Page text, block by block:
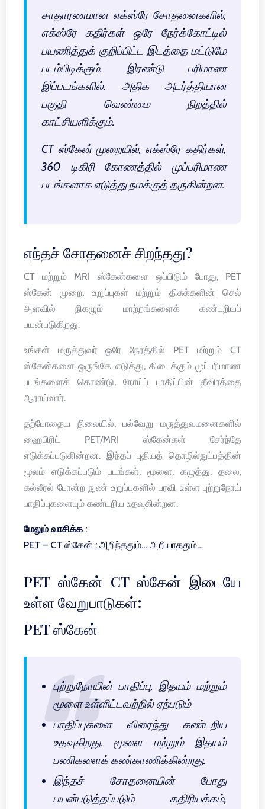
சாதாரணமான எக்ஸ்ரே சோதனைகளில்,
எக்ஸ்ரே கதிர்கள் ஒரே நேர்க்கோட்டில்
பயணித்துக் குறிப்பிட்ட இடத்தை மட்டுமே
படம்பிடிக்கும். இரண்டு பரிமாண
இப்படங்களில். அதிக அடர்த்தியான
பகுதி வெண்மை நிறத்தில்
காட்சியளிக்கும்.
CT ஸ்கேன் முறையில், எக்ஸ்ரே கதிர்கள்,
360 டிகிரி கோணத்தில் முப்பரிமாண
படங்களாக எடுத்து நமக்குத் தருகின்றன.
எந்தச் சோதனைச் சிறந்தது?
CT மற்றும் MRI ஸ்கேன்களை ஒப்பிடும் போது, PET
ஸ்கேன் முறை, உறுப்புகள் மற்றும் திசுக்களின் செல்
அளவில் நிகழும் மாற்றங்களைக் கண்டறியப்
பயன்படுகிறது.
உங்கள் மருத்துவர் ஒரே நேரத்தில் PET மற்றும் CT
ஸ்கேன்களை ஒருங்கே எடுத்து, கிடைக்கும் முப்பரிமாண
படங்களைக் கொண்டு, நோய்ப் பாதிப்பின் தீவிரத்தை
ஆராய்வார்.
தற்போதைய நிலையில், பல்வேறு மருத்துவமனைகளில்
ஹைபிரிட் PET/MRI ஸ்கேன்கள் சேர்ந்தே
எடுக்கப்படுகின்றன. இந்தப் புதியத் தொழில்நுட்பத்தின்
மூலம் எடுக்கப்படும் படங்கள், மூளை, கழுத்து, தலை,
கல்லீரல் போன்ற நுண் உறுப்புகளில் பரவி உள்ள புற்றுநோய்
பாதிப்புகளையும் கண்டறிய உதவுகின்றன.
மேலும் வாசிக்க :
PET – CT ஸ்கேன் : அறிந்ததும்… அறியாததும்…
PET ஸ்கேன் CT ஸ்கேன் இடையே
உள்ள வேறுபாடுகள்:
PET ஸ்கேன்
புற்றுநோயின் பாதிப்பு, இதயம் மற்றும்
மூளை உள்ளிட்டவற்றில் ஏற்படும்
பாதிப்புகளை விரைந்து கண்டறிய
உதவுகிறது. மூளை மற்றும் இதயம்
பணிகளைக் கண்காணிக்கின்றது.
இந்தச் சோதனையின் போது
பயன்படுத்தப்படும் கதிரியக்கம்,